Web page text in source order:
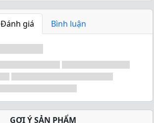
Đánh giá Bình luận
GỢI Ý SẢN PHẨM